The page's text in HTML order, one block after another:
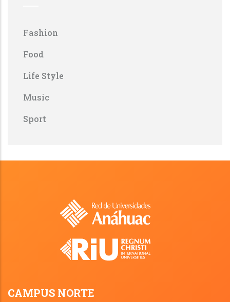
Fashion
Food
Life Style
Music
Sport
CAMPUS NORTE